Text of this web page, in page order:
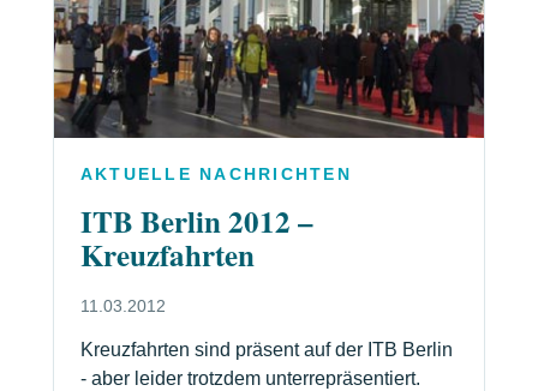
AKTUELLE NACHRICHTEN
ITB Berlin 2012 –
Kreuzfahrten
11.03.2012
Kreuzfahrten sind präsent auf der ITB Berlin
- aber leider trotzdem unterrepräsentiert.